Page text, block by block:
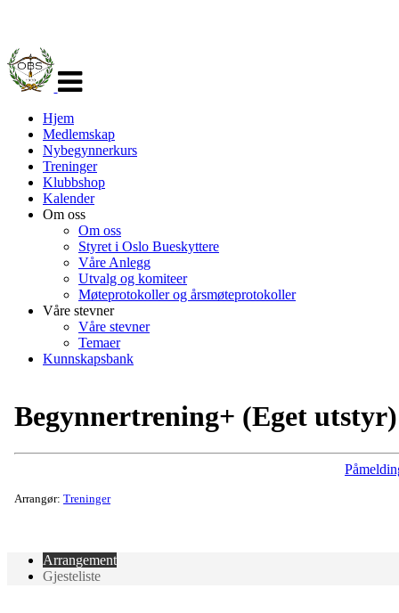
navigasjon
Hjem
Medlemskap
Nybegynnerkurs
Treninger
Klubbshop
Kalender
Om oss
Om oss
Styret i Oslo Bueskyttere
Våre Anlegg
Utvalg og komiteer
Møteprotokoller og årsmøteprotokoller
Våre stevner
Våre stevner
Temaer
Kunnskapsbank
Begynnertrening+ (Eget utstyr)
Arrangør: Treninger
Arrangement
Gjesteliste